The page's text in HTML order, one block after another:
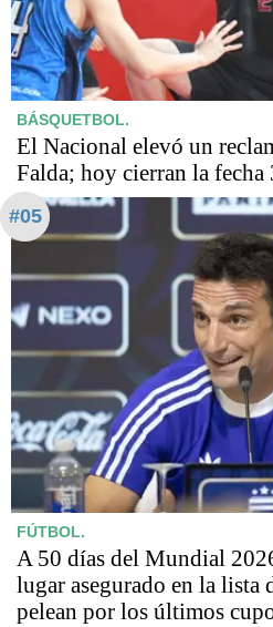
BÁSQUETBOL.
El Nacional elevó un
Falda; hoy cierran la
#05
FÚTBOL.
A 50 días del Mundial
lugar asegurado en la lista
pelean por los últimos